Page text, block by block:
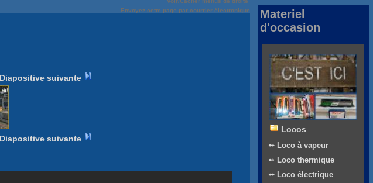
Envoyez cette page par courrier électronique
Materiel
d'occasion
Locos
➻ Loco à vapeur
➻ Loco thermique
➻ Loco électrique